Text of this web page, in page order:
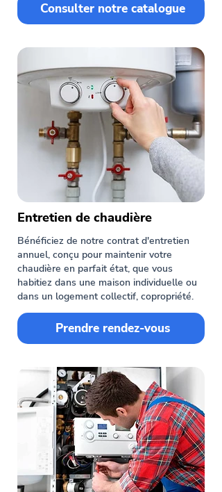
Consulter notre catalogue
Entretien de chaudière
Bénéficiez de notre contrat d'entretien
annuel, conçu pour maintenir votre
chaudière en parfait état, que vous
habitiez dans une maison individuelle ou
dans un logement collectif, copropriété.
Prendre rendez-vous